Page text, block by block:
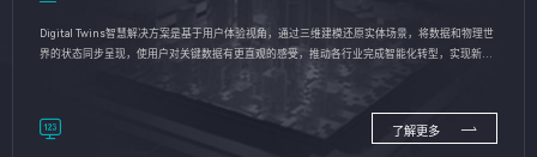
Digital Twins智慧解决方案是基于用户体验视角，通过三维建模还原实体场景，将数据和物理世
界的状态同步呈现，使用户对关键数据有更直观的感受，推动各行业完成智能化转型，实现新旧
了解更多